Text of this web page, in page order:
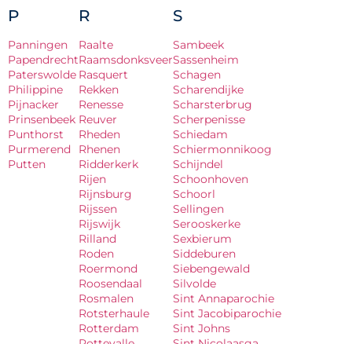
P
Panningen
Papendrecht
Paterswolde
Philippine
Pijnacker
Prinsenbeek
Punthorst
Purmerend
Putten
R
Raalte
Raamsdonksveer
Rasquert
Rekken
Renesse
Reuver
Rheden
Rhenen
Ridderkerk
Rijen
Rijnsburg
Rijssen
Rijswijk
Rilland
Roden
Roermond
Roosendaal
Rosmalen
Rotsterhaule
Rotterdam
S
Sambeek
Sassenheim
Schagen
Scharendijke
Scharsterbrug
Scherpenisse
Schiedam
Schiermonnikoog
Schijndel
Schoonhoven
Schoorl
Sellingen
Serooskerke
Sexbierum
Siddeburen
Siebengewald
Silvolde
Sint Annaparochie
Sint Jacobiparochie
Sint Johns